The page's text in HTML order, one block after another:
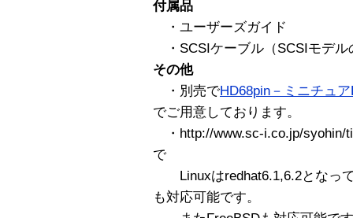
付属品
・ユーザーズガイド
・SCSIケーブル（SCSIモデル
その他
・別売でHD68pin－ミニチュ
でご用意しております。
・http://www.sc-i.co.jp/syohin/
で
Linuxはredhat6.1,6.2となって
も対応可能です。